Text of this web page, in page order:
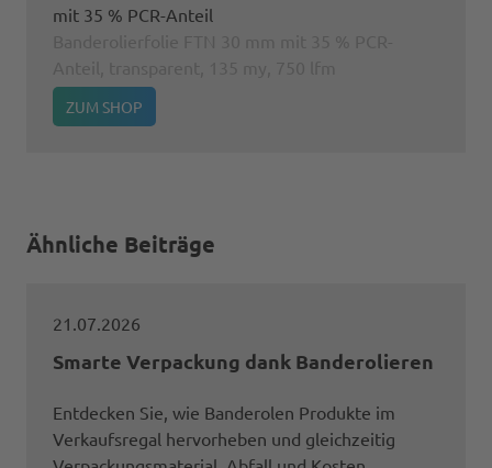
mit 35 % PCR-Anteil
ZUM SHOP
Ähnliche Beiträge
21.07.2026
Smarte Verpackung dank Banderolieren
Entdecken Sie, wie Banderolen Produkte im
Verkaufsregal hervorheben und gleichzeitig